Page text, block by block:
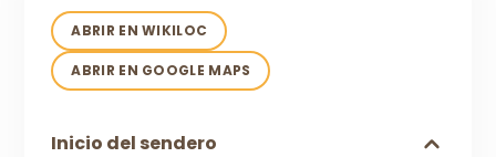
ABRIR EN WIKILOC
ABRIR EN GOOGLE MAPS
Inicio del sendero